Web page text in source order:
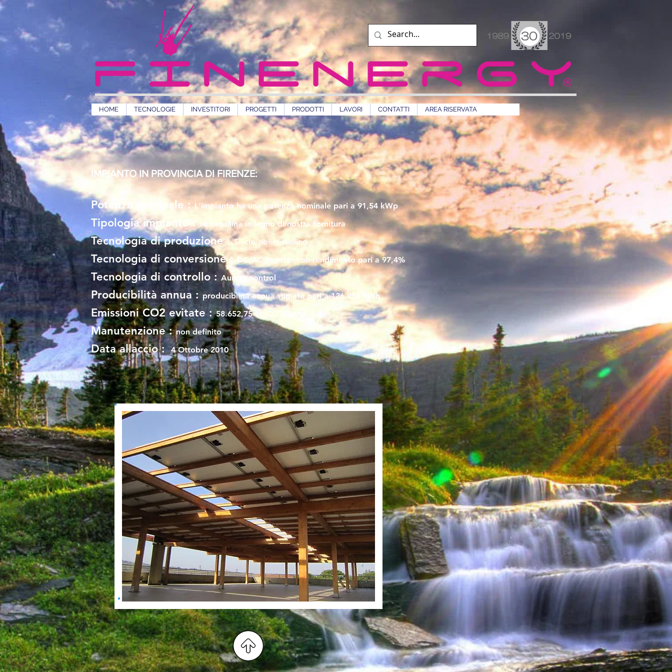
HOME TECNOLOGIE INVESTITORI PROGETTI PRODOTTI LAVORI CONTATTI AREA RISERVATA
IMPIANTO IN PROVINCIA DI FIRENZE:
Potenza nominale :L'impianto ha una potenza nominale pari a 91,54 kWp
Tipologia impianto : su pensilina in legno di nostra fornitura
Tecnologia di produzione :Silicio policristallino
Tecnologia di conversione :DC/AC inverter con rendimento pari a 97,4%
Tecnologia di controllo : Aurora control
Producibilità annua :producibilità annua stimata pari a 126.954 kWh
Emissioni CO2 evitate :58.652,75 kg[CO2]/anno
Manutenzione :non definito
Data allaccio :4 Ottobre 2010